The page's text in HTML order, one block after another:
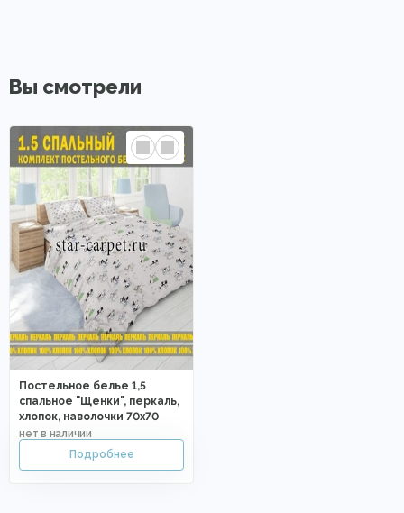
Вы смотрели
Постельное белье 1,5
спальное "Щенки", перкаль,
хлопок, наволочки 70х70